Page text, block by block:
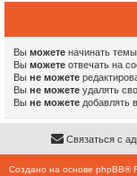
Вы можете начинать темы
Вы можете отвечать на
Вы не можете
Вы не можете удалять
Вы не можете добавлять
Связаться с
Создано на основе phpBB®